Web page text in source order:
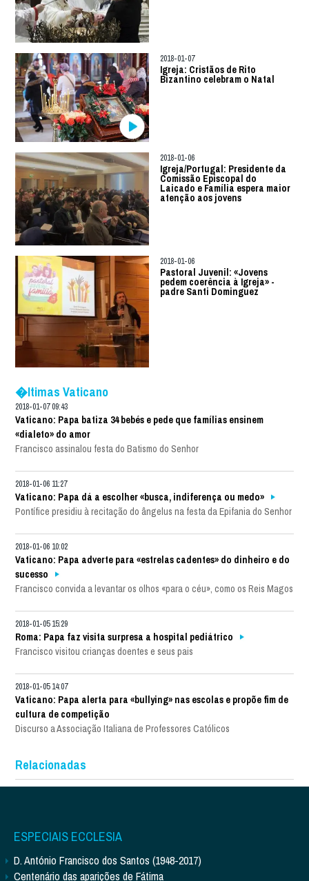
2018-01-07
Igreja: Cristãos de Rito
Bizantino celebram o Natal
2018-01-06
Igreja/Portugal: Presidente da
Comissão Episcopal do
Laicado e Família espera maior
atenção aos jovens
2018-01-06
Pastoral Juvenil: «Jovens
pedem coerência à Igreja» -
padre Santi Dominguez
�ltimas Vaticano
2018-01-07 09:43
Vaticano: Papa batiza 34 bebés e pede que famílias ensinem
«dialeto» do amor
Francisco assinalou festa do Batismo do Senhor
2018-01-06 11:27
Vaticano: Papa dá a escolher «busca, indiferença ou medo»
Pontífice presidiu à recitação do ângelus na festa da Epifania do Senhor
2018-01-06 10:02
Vaticano: Papa adverte para «estrelas cadentes» do dinheiro e do
sucesso
Francisco convida a levantar os olhos «para o céu», como os Reis Magos
2018-01-05 15:29
Roma: Papa faz visita surpresa a hospital pediátrico
Francisco visitou crianças doentes e seus pais
2018-01-05 14:07
Vaticano: Papa alerta para «bullying» nas escolas e propõe fim de
cultura de competição
Discurso a Associação Italiana de Professores Católicos
Relacionadas
ESPECIAIS ECCLESIA
D. António Francisco dos Santos (1948-2017)
Centenário das aparições de Fátima